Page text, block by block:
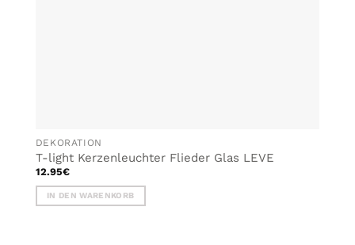
DEKORATION
T-light Kerzenleuchter Flieder Glas LEVE
12.95€
IN DEN WARENKORB